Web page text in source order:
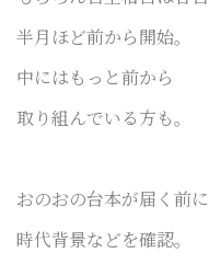
半月ほど前から開始。
中にはもっと前から
取り組んでいる方も。
おのおの台本が届く前に
時代背景などを確認。